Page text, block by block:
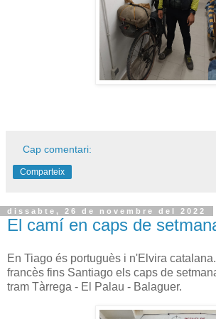
Cap comentari:
Comparteix
dissabte, 26 de novembre del 2022
El camí en caps de
En Tiago és portuguès i n'Elvira
francès fins Santiago els caps de
tram Tàrrega - El Palau - Balaguer.